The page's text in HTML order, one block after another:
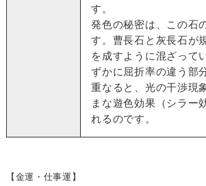
す。
発色の秘密は、この石
す。曹長石と灰長石が
を成すように混ざって
ずかに屈折率の違う部
重なると、光の干渉現
まな遊色効果（シラー
れるのです。
【金運・仕事運】